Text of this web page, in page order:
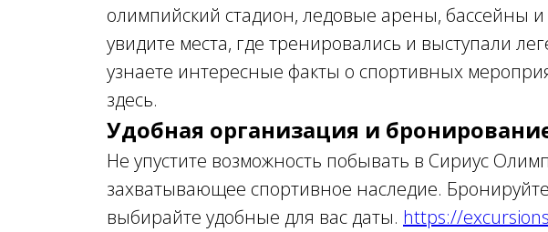
олимпийский стадион, ледовые арены, бассейны
увидите места, где тренировались и выступали
узнаете интересные факты о спортивных
здесь.
Удобная организация и
Не упустите возможность побывать в Сириус
захватывающее спортивное наследие.
выбирайте удобные для вас даты. https://